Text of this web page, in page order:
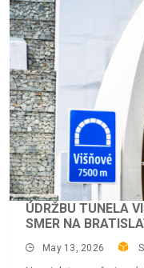
ÚDRŽBU TUNELA
SMER NA
May 13, 2026